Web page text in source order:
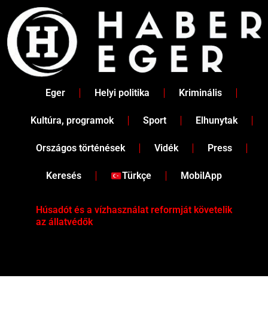
content
Eger Helyi politika Kriminális
Kultúra, programok Sport Elhunytak
Országos történések Vidék Press
Keresés Türkçe MobilApp
Húsadót és a vízhasználat reformját követelik
az állatvédők